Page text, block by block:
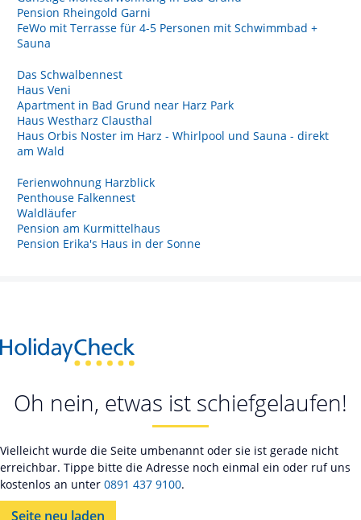
Pension Rheingold Garni
FeWo mit Terrasse für 4-5 Personen mit Schwimmbad +
Sauna
Das Schwalbennest
Haus Veni
Apartment in Bad Grund near Harz Park
Haus Westharz Clausthal
Haus Orbis Noster im Harz - Whirlpool und Sauna - direkt
am Wald
Ferienwohnung Harzblick
Penthouse Falkennest
Waldläufer
Pension am Kurmittelhaus
Pension Erika's Haus in der Sonne
Oh nein, etwas ist schiefgelaufen!
Vielleicht wurde die Seite umbenannt oder sie ist gerade nicht
erreichbar. Tippe bitte die Adresse noch einmal ein oder ruf uns
kostenlos an unter 0891 437 9100.
Seite neu laden